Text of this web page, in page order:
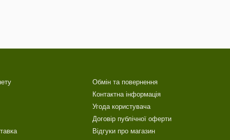
Обмін та повернення
Контактна інформація
Угода користувача
Договір публічної оферти
Відгуки про магазин